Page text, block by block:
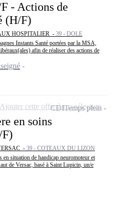
- Actions de
(H/F)
HOSPITALIER - 39 - DOLE
Instants Santé portées par la MSA,
afin de réaliser des actions de
en soins
- 39 - COTEAUX DU LIZON
situation de handicap neuromoteur et
de Versac, basé à Saint Lupicin, un/e
CDITemps plein
Ajouter cette offre à ma sélection